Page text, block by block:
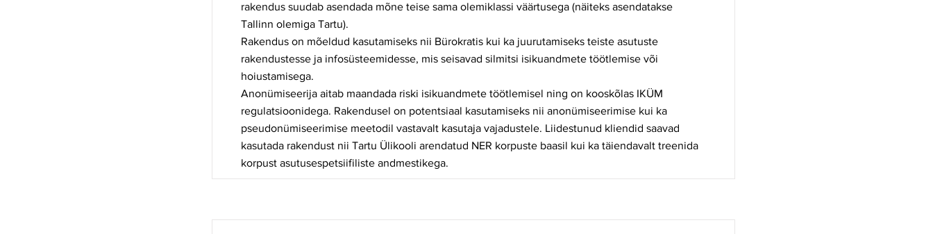
rakendus suudab asendada mõne teise sama olemiklassi väärtusega (näiteks asendatakse
Tallinn olemiga Tartu).
Rakendus on mõeldud kasutamiseks nii Bürokratis kui ka juurutamiseks teiste asutuste
rakendustesse ja infosüsteemidesse, mis seisavad silmitsi isikuandmete töötlemise või
hoiustamisega.
Anonümiseerija aitab maandada riski isikuandmete töötlemisel ning on kooskõlas IKÜM
regulatsioonidega. Rakendusel on potentsiaal kasutamiseks nii anonümiseerimise kui ka
pseudonümiseerimise meetodil vastavalt kasutaja vajadustele. Liidestunud kliendid saavad
kasutada rakendust nii Tartu Ülikooli arendatud NER korpuste baasil kui ka täiendavalt treenida
korpust asutusespetsiifiliste andmestikega.